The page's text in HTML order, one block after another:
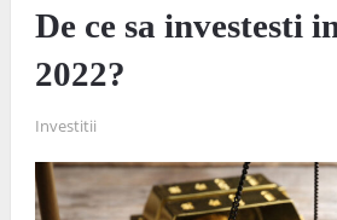
De ce sa investesti
2022?
Investitii